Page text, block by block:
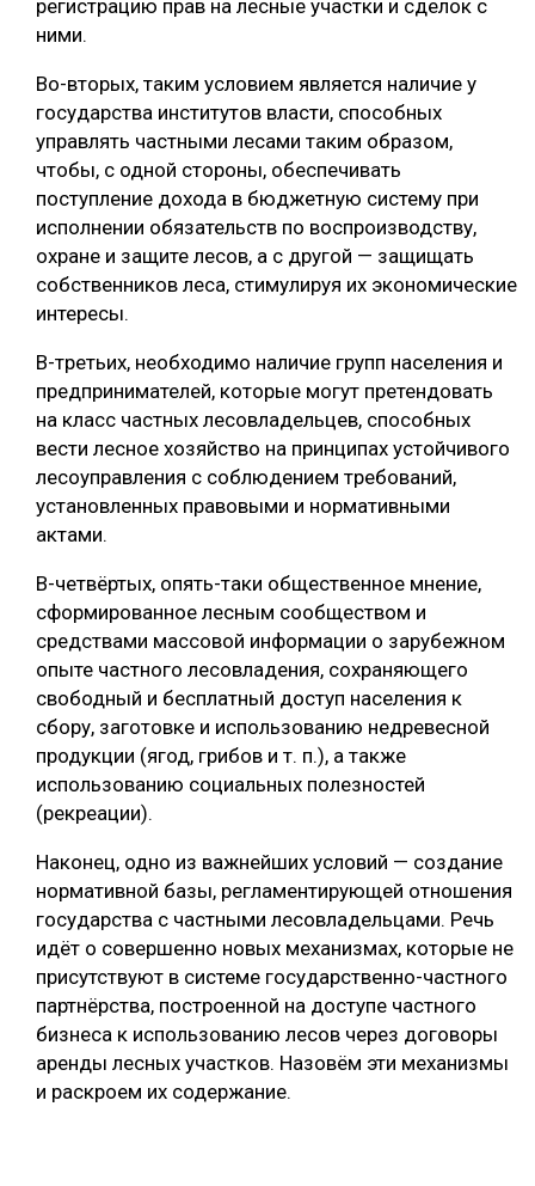
регистрацию прав на лесные участки и сделок с
ними.
Во-вторых, таким условием является наличие у
государства институтов власти, способных
управлять частными лесами таким образом,
чтобы, с одной стороны, обеспечивать
поступление дохода в бюджетную систему при
исполнении обязательств по воспроизводству,
охране и защите лесов, а с другой — защищать
собственников леса, стимулируя их экономические
интересы.
В-третьих, необходимо наличие групп населения и
предпринимателей, которые могут претендовать
на класс частных лесовладельцев, способных
вести лесное хозяйство на принципах устойчивого
лесоуправления с соблюдением требований,
установленных правовыми и нормативными
актами.
В-четвёртых, опять-таки общественное мнение,
сформированное лесным сообществом и
средствами массовой информации о зарубежном
опыте частного лесовладения, сохраняющего
свободный и бесплатный доступ населения к
сбору, заготовке и использованию недревесной
продукции (ягод, грибов и т. п.), а также
использованию социальных полезностей
(рекреации).
Наконец, одно из важнейших условий — создание
нормативной базы, регламентирующей отношения
государства с частными лесовладельцами. Речь
идёт о совершенно новых механизмах, которые не
присутствуют в системе государственно-частного
партнёрства, построенной на доступе частного
бизнеса к использованию лесов через договоры
аренды лесных участков. Назовём эти механизмы
и раскроем их содержание.